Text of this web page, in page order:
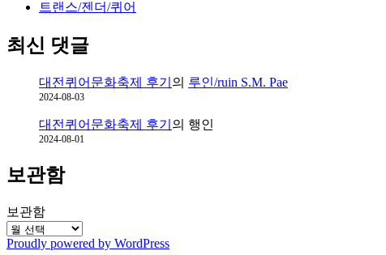
트랜스/젠더/퀴어
최신 댓글
대전퀴어문화축제 후기 의 루인/ruin S.M. Pae
2024-08-03
대전퀴어문화축제 후기 의 행인
2024-08-01
보관함
보관함
Proudly powered by WordPress